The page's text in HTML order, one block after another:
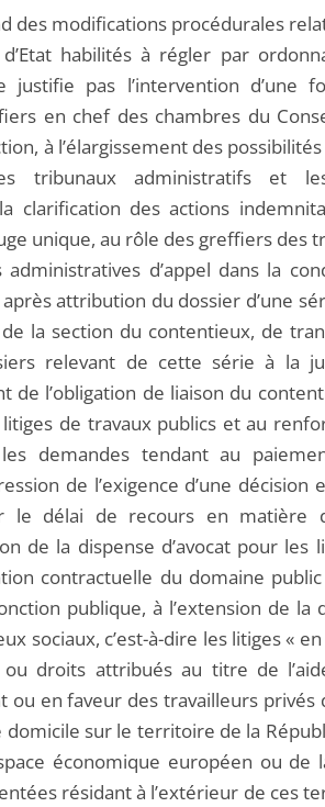
des modifications procédurales
habilités à régler par
pas l’intervention d’une
en chef des chambres du
à l’élargissement des
tribunaux administratifs et
clarification des actions
unique, au rôle des greffiers des
d’appel dans la
attribution du dossier d’une
la section du contentieux, de
relevant de cette série à la
de l’obligation de liaison du
de travaux publics et au
demandes tendant au
de l’exigence d’une décision
le délai de recours en matière
de la dispense d’avocat pour les
contractuelle du domaine
publique, à l’extension de la
sociaux, c’est-à-dire les litiges «
ou droits attribués au titre de
ou en faveur des travailleurs privés
domicile sur le territoire de la
économique européen ou de
résidant à l’extérieur de ces